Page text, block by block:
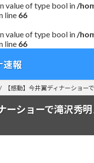
value of type bool in/
line 66
value of type bool in/
line 66
速報
【感動】今井翼ディナーショー
ーショーで滝沢秀